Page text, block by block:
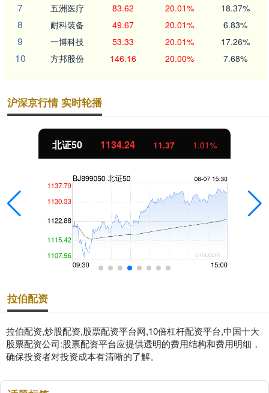
7 五洲医疗 83.62 20.01% 18.37%
8 耐科装备 49.67 20.01% 6.83%
9 一博科技 53.33 20.01% 17.26%
10 方邦股份 146.16 20.00% 7.68%
沪深京行情 实时轮播
北证50 1134.24 11.37 1.01%
拉伯配资
拉伯配资,炒股配资,股票配资平台网,10倍杠杆配资平台,中国十大
股票配资公司:股票配资平台应提供透明的费用结构和费用明细，
确保投资者对投资成本有清晰的了解。